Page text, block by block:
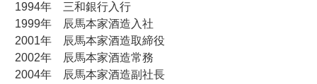
1994年 三和銀行入行
1999年 辰馬本家酒造入社
2001年 辰馬本家酒造取締役
2002年 辰馬本家酒造常務
2004年 辰馬本家酒造副社長